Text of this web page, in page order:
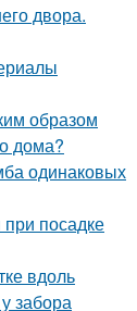
двора.
образом
дома?
одинаковых
посадке
вдоль
забора